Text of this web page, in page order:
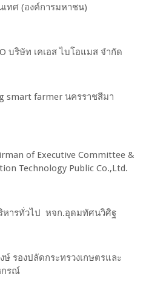
ทศ (องค์การมหาชน)
บริษัท เคเอส ไบโอแมส จำกัด
smart farmer นครราชสีมา
of Executive Committee &
Technology Public Co.,Ltd.
หารทั่วไป หจก.อุดมทัศนวิศิฐ
ษ์ รองปลัดกระทรวงเกษตรและ
กรณ์